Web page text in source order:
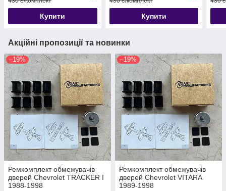
Купити Купити
Акційні пропозиції та новинки
–19%
Ремкомплект обмежувачів
дверей Chevrolet TRACKER I
1988-1998
–19%
Ремкомплект обмежувачів
дверей Chevrolet VITARA
1989-1998